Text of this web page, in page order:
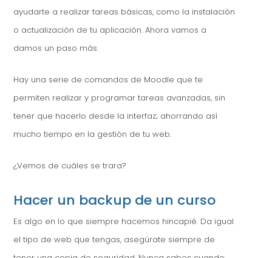
ayudarte a realizar tareas básicas, como la instalación
o actualización de tu aplicación. Ahora vamos a
damos un paso más.
Hay una serie de comandos de Moodle que te
permiten realizar y programar tareas avanzadas, sin
tener que hacerlo desde la interfaz; ahorrando así
mucho tiempo en la gestión de tu web.
¿Vemos de cuáles se trara?
Hacer un backup de un curso
Es algo en lo que siempre hacemos hincapié. Da igual
el tipo de web que tengas, asegúrate siempre de